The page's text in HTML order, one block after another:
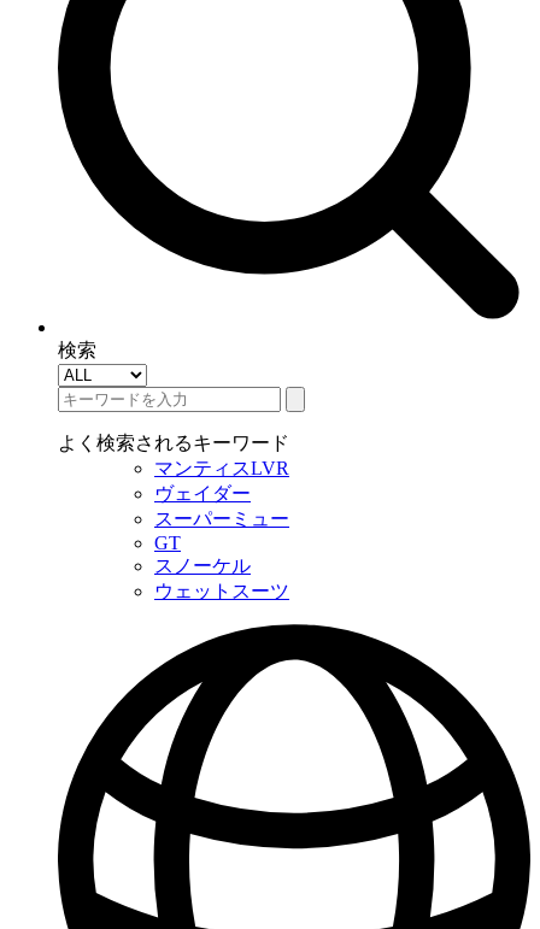
検索
よく検索されるキーワード
マンティスLVR
ヴェイダー
スーパーミュー
GT
スノーケル
ウェットスーツ